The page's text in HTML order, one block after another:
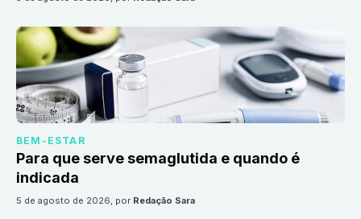
BEM-ESTAR
Para que serve semaglutida e quando é
indicada
5 de agosto de 2026, por Redação Sara